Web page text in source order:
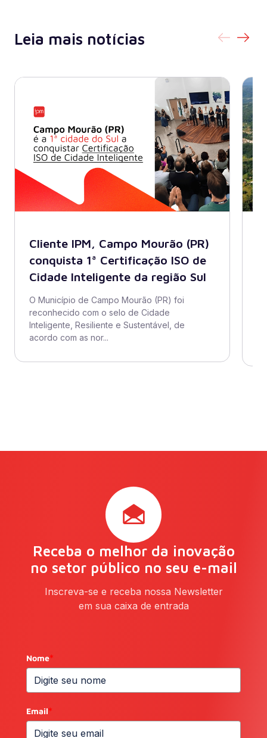
Leia mais notícias
Cliente IPM, Campo Mourão (PR)
conquista 1ª Certificação ISO de
Cidade Inteligente da região Sul
O Município de Campo Mourão (PR) foi
reconhecido com o selo de Cidade
Inteligente, Resiliente e Sustentável, de
acordo com as nor...
Receba o melhor da inovação
no setor público no seu e-mail
Inscreva-se e receba nossa Newsletter
em sua caixa de entrada
Nome*
Email*